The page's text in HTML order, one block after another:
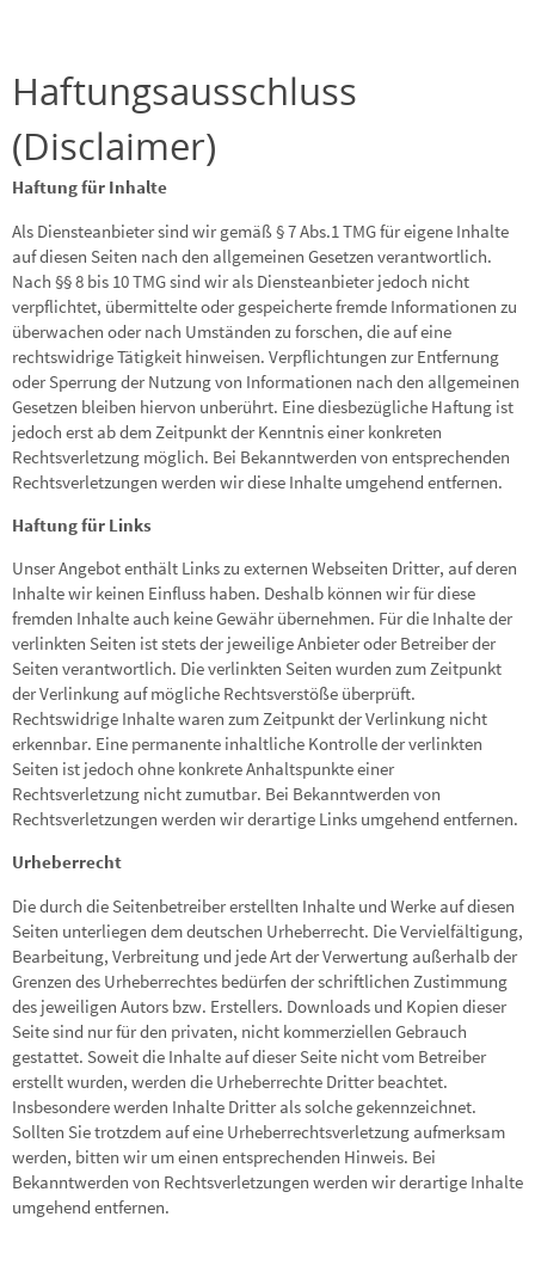
Haftungsausschluss
(Disclaimer)
Haftung für Inhalte
Als Diensteanbieter sind wir gemäß § 7 Abs.1 TMG für eigene Inhalte
auf diesen Seiten nach den allgemeinen Gesetzen verantwortlich.
Nach §§ 8 bis 10 TMG sind wir als Diensteanbieter jedoch nicht
verpflichtet, übermittelte oder gespeicherte fremde Informationen zu
überwachen oder nach Umständen zu forschen, die auf eine
rechtswidrige Tätigkeit hinweisen. Verpflichtungen zur Entfernung
oder Sperrung der Nutzung von Informationen nach den allgemeinen
Gesetzen bleiben hiervon unberührt. Eine diesbezügliche Haftung ist
jedoch erst ab dem Zeitpunkt der Kenntnis einer konkreten
Rechtsverletzung möglich. Bei Bekanntwerden von entsprechenden
Rechtsverletzungen werden wir diese Inhalte umgehend entfernen.
Haftung für Links
Unser Angebot enthält Links zu externen Webseiten Dritter, auf deren
Inhalte wir keinen Einfluss haben. Deshalb können wir für diese
fremden Inhalte auch keine Gewähr übernehmen. Für die Inhalte der
verlinkten Seiten ist stets der jeweilige Anbieter oder Betreiber der
Seiten verantwortlich. Die verlinkten Seiten wurden zum Zeitpunkt
der Verlinkung auf mögliche Rechtsverstöße überprüft.
Rechtswidrige Inhalte waren zum Zeitpunkt der Verlinkung nicht
erkennbar. Eine permanente inhaltliche Kontrolle der verlinkten
Seiten ist jedoch ohne konkrete Anhaltspunkte einer
Rechtsverletzung nicht zumutbar. Bei Bekanntwerden von
Rechtsverletzungen werden wir derartige Links umgehend entfernen.
Urheberrecht
Die durch die Seitenbetreiber erstellten Inhalte und Werke auf diesen
Seiten unterliegen dem deutschen Urheberrecht. Die Vervielfältigung,
Bearbeitung, Verbreitung und jede Art der Verwertung außerhalb der
Grenzen des Urheberrechtes bedürfen der schriftlichen Zustimmung
des jeweiligen Autors bzw. Erstellers. Downloads und Kopien dieser
Seite sind nur für den privaten, nicht kommerziellen Gebrauch
gestattet. Soweit die Inhalte auf dieser Seite nicht vom Betreiber
erstellt wurden, werden die Urheberrechte Dritter beachtet.
Insbesondere werden Inhalte Dritter als solche gekennzeichnet.
Sollten Sie trotzdem auf eine Urheberrechtsverletzung aufmerksam
werden, bitten wir um einen entsprechenden Hinweis. Bei
Bekanntwerden von Rechtsverletzungen werden wir derartige Inhalte
umgehend entfernen.